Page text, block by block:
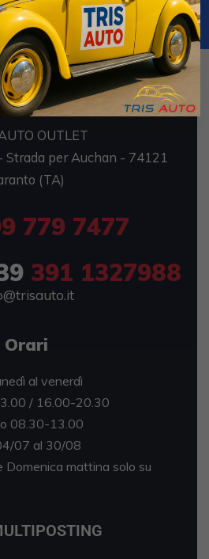
per Auchan - 74121
(TA)
02694170735
OUTLET
Strada per Auchan - 74121
(TA)
779 7477
391 1327988
Orari
al venerdì
/ 16.00-20.30
13.00
30/08
Domenica mattina solo su